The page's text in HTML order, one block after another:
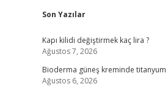
Sidebar
Son Yazılar
Kapı kilidi değiştirmek kaç lira ?
Ağustos 7, 2026
Bioderma güneş kreminde titanyum
Ağustos 6, 2026